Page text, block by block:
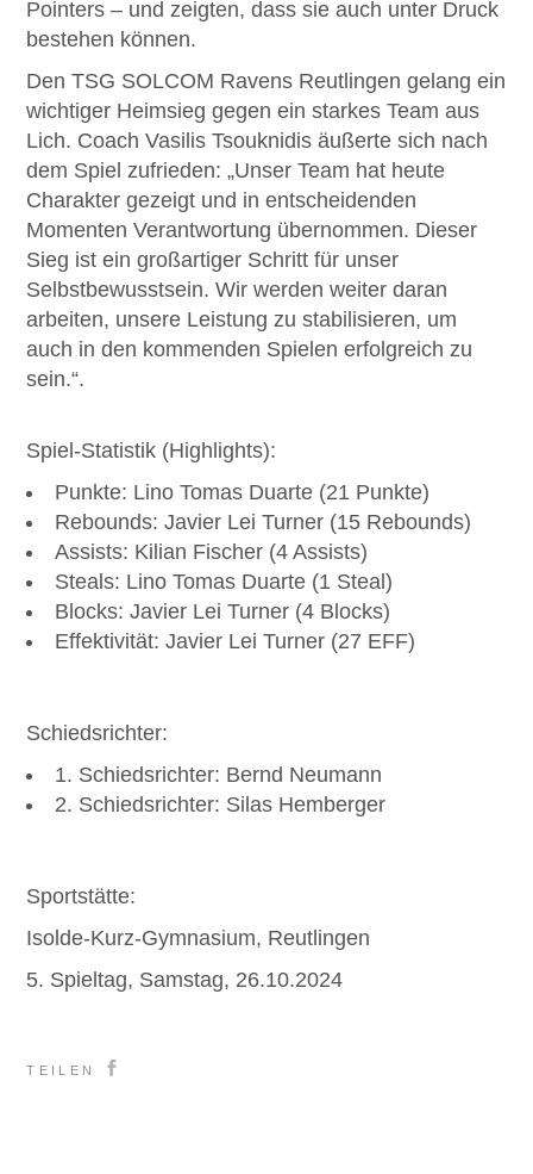
Pointers – und zeigten, dass sie auch unter Druck
bestehen können.
Den TSG SOLCOM Ravens Reutlingen gelang ein
wichtiger Heimsieg gegen ein starkes Team aus
Lich. Coach Vasilis Tsouknidis äußerte sich nach
dem Spiel zufrieden: „Unser Team hat heute
Charakter gezeigt und in entscheidenden
Momenten Verantwortung übernommen. Dieser
Sieg ist ein großartiger Schritt für unser
Selbstbewusstsein. Wir werden weiter daran
arbeiten, unsere Leistung zu stabilisieren, um
auch in den kommenden Spielen erfolgreich zu
sein.“.
Spiel-Statistik (Highlights):
Punkte: Lino Tomas Duarte (21 Punkte)
Rebounds: Javier Lei Turner (15 Rebounds)
Assists: Kilian Fischer (4 Assists)
Steals: Lino Tomas Duarte (1 Steal)
Blocks: Javier Lei Turner (4 Blocks)
Effektivität: Javier Lei Turner (27 EFF)
Schiedsrichter:
1. Schiedsrichter: Bernd Neumann
2. Schiedsrichter: Silas Hemberger
Sportstätte:
Isolde-Kurz-Gymnasium, Reutlingen
5. Spieltag, Samstag, 26.10.2024
TEILEN